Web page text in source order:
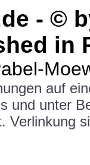
- ©
in
auf
und unter
Verlinkung